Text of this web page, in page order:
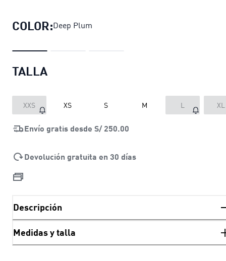
COLOR:Deep Plum
TALLA
XXS XS S M L XL
Envío gratis desde S/ 250.00
Devolución gratuita en 30 días
Descripción
Medidas y talla